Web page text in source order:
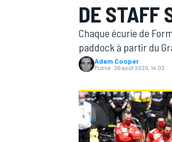
DE STAFF
Chaque écurie de
paddock à partir du
Adam Cooper
Publié: 26 août 2020, 14:02